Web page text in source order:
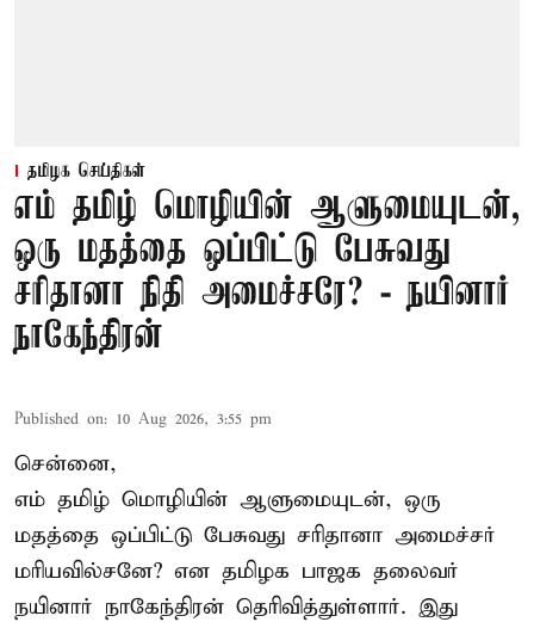
தமிழக செய்திகள்
எம் தமிழ் மொழியின் ஆளுமையுடன்,
ஒரு மதத்தை ஒப்பிட்டு பேசுவது
சரிதானா நிதி அமைச்சரே? - நயினார்
நாகேந்திரன்
Published on: 10 Aug 2026, 3:55 pm
சென்னை,
எம் தமிழ் மொழியின் ஆளுமையுடன், ஒரு
மதத்தை ஒப்பிட்டு பேசுவது சரிதானா அமைச்சர்
மரியவில்சனே? என தமிழக பாஜக தலைவர்
நயினார் நாகேந்திரன் தெரிவித்துள்ளார். இது